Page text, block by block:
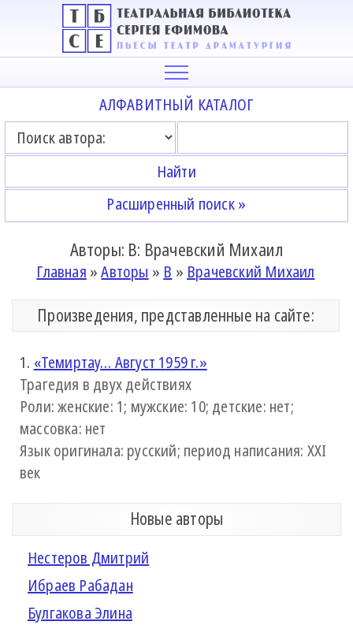
АЛФАВИТНЫЙ КАТАЛОГ
Расширенный поиск »
Авторы: В: Врачевский Михаил
Главная »Авторы » В » Врачевский Михаил
Произведения, представленные на сайте:
1. «Темиртау… Август 1959 г.»
Трагедия в двух действиях
Роли: женские: 1; мужские: 10; детские: нет;
массовка: нет
Язык оригинала: русский; период написания: XXI
век
Новые авторы
Нестеров Дмитрий
Ибраев Рабадан
Булгакова Элина